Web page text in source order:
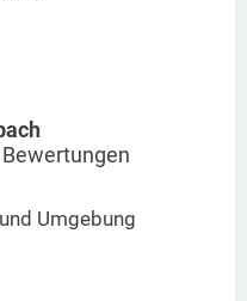
Bewertungen
und Umgebung